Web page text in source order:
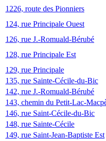
1226, route des Pionniers
124, rue Principale Ouest
126, rue J.-Romuald-Bérubé
128, rue Principale Est
129, rue Principale
135, rue Sainte-Cécile-du-Bic
142, rue J.-Romuald-Bérubé
143, chemin du Petit-Lac-
146, rue Saint-Cécile-du-Bic
148, rue Sainte-Cécile
149, rue Saint-Jean-Baptiste Est